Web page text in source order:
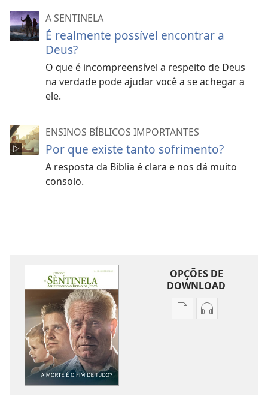
A SENTINELA
É realmente possível encontrar a
Deus?
O que é incompreensível a respeito de Deus
na verdade pode ajudar você a se achegar a
ele.
ENSINOS BÍBLICOS IMPORTANTES
Por que existe tanto sofrimento?
A resposta da Bíblia é clara e nos dá muito
consolo.
OPÇÕES DE
DOWNLOAD
OpçõesOpções